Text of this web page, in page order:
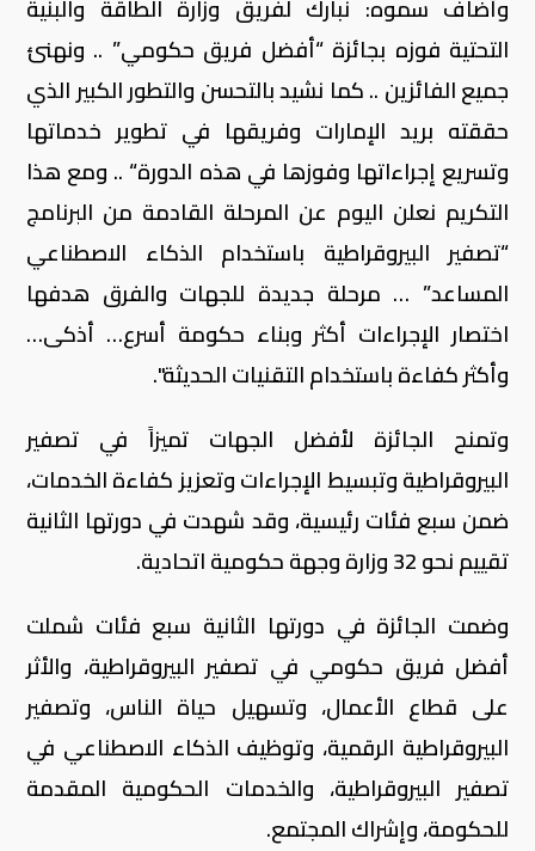
وأضاف سموه: نبارك لفريق وزارة الطاقة والبنية
التحتية فوزه بجائزة “أفضل فريق حكومي” .. ونهنئ
جميع الفائزين .. كما نشيد بالتحسن والتطور الكبير الذي
حققته بريد الإمارات وفريقها في تطوير خدماتها
وتسريع إجراءاتها وفوزها في هذه الدورة“ .. ومع هذا
التكريم نعلن اليوم عن المرحلة القادمة من البرنامج
“تصفير البيروقراطية باستخدام الذكاء الاصطناعي
المساعد” … مرحلة جديدة للجهات والفرق هدفها
اختصار الإجراءات أكثر وبناء حكومة أسرع… أذكى…
وأكثر كفاءة باستخدام التقنيات الحديثة".
وتمنح الجائزة لأفضل الجهات تميزاً في تصفير
البيروقراطية وتبسيط الإجراءات وتعزيز كفاءة الخدمات،
ضمن سبع فئات رئيسية، وقد شهدت في دورتها الثانية
تقييم نحو 32 وزارة وجهة حكومية اتحادية.
وضمت الجائزة في دورتها الثانية سبع فئات شملت
أفضل فريق حكومي في تصفير البيروقراطية، والأثر
على قطاع الأعمال، وتسهيل حياة الناس، وتصفير
البيروقراطية الرقمية، وتوظيف الذكاء الاصطناعي في
تصفير البيروقراطية، والخدمات الحكومية المقدمة
للحكومة، وإشراك المجتمع.